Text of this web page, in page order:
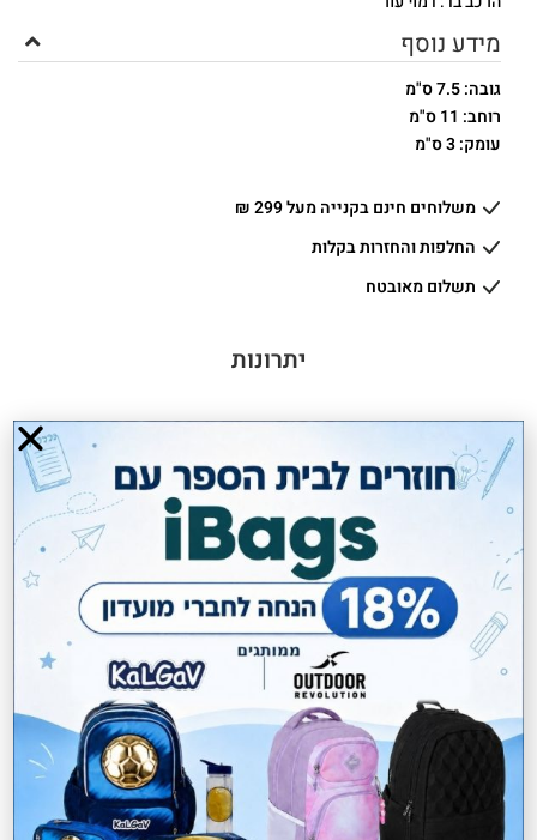
מידע נוסף
גובה: 7.5 ס"מ
רוחב: 11 ס"מ
עומק: 3 ס"מ
משלוחים חינם בקנייה מעל 299 ₪
החלפות והחזרות בקלות
תשלום מאובטח
יתרונות
מוצרים קשורים
50%